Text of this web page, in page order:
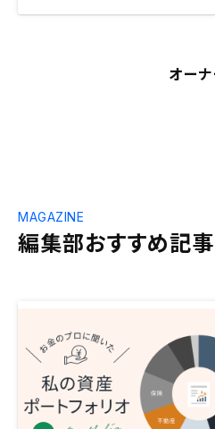
オー
編集部おすすめ記事
MAGAZINE